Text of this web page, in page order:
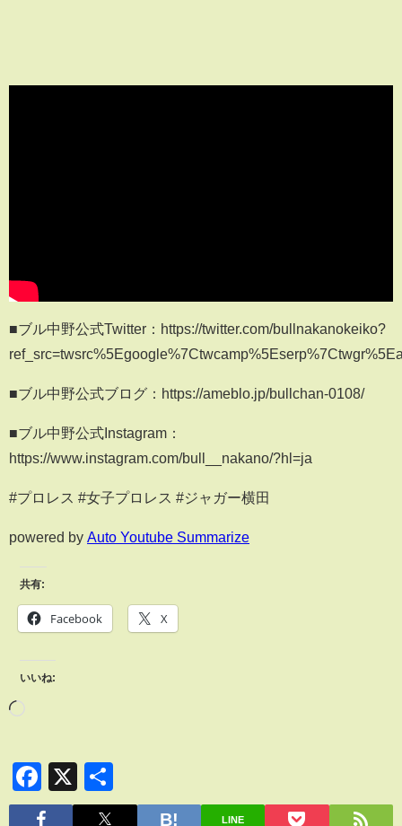
■ブル中野公式Twitter：https://twitter.com/bullnakanokeiko?
■ブル中野公式ブログ：https://ameblo.jp/bullchan-0108/
■ブル中野公式Instagram：
https://www.instagram.com/bull__nakano/?hl=ja
#プロレス #女子プロレス #ジャガー横田
powered by Auto Youtube Summarize
共有:
Facebook X
いいね:
Facebook
X
有
LINE